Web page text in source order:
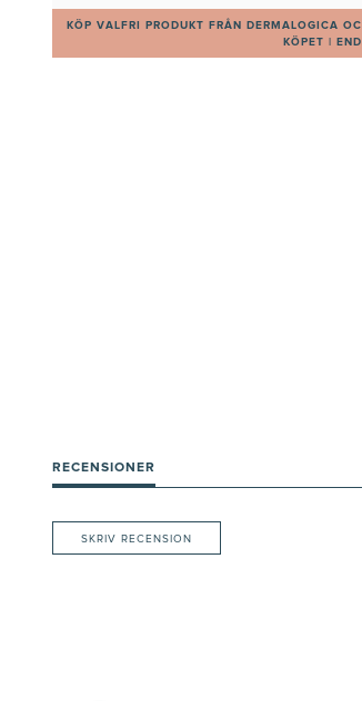
KÖP VALFRI PRODUKT FRÅN DERMALOGICA
KÖPET |
RECENSIONER
SKRIV RECENSION